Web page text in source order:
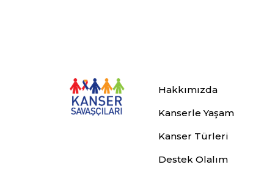
Hakkımızda
Kanserle Yaşam
Kanser Türleri
Destek Olalım